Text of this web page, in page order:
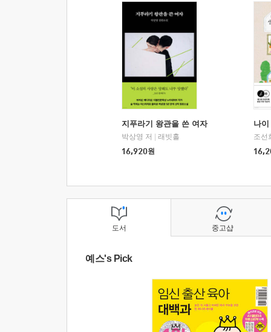
지푸라기 왕관을 쓴 여자
박상영 저
래빗홀
16,920원
나
조선
도서
예스's Pick
중고샵